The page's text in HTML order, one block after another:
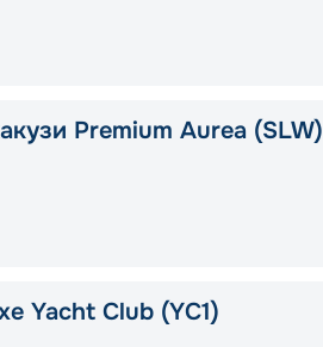
Premium Aurea (SLW)
Yacht Club (YC1)